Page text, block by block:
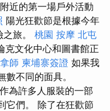
近的第一場戶外活動
陽光狂歡節是根據今年
旅。 桃園 按摩 北屯
克文化中心和圖書館正
師 柬埔寨簽證 如果我
不同的面具。
作為許多人服裝的一部
它們。 除了在狂歡節